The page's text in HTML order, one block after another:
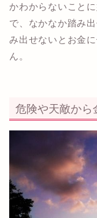
かわからないこと
で、なかなか踏み
み出せないとお金
ん。
危険や天敵から